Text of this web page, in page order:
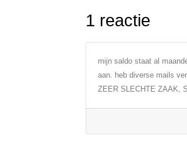
1 reactie
mijn saldo staat al
aan. heb diverse mails
ZEER SLECHTE ZAAK,